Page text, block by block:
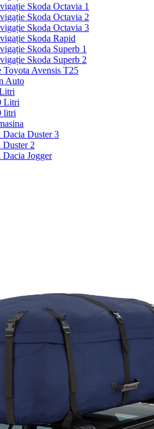
Skoda Octavia 1
Skoda Octavia 2
Skoda Octavia 3
Skoda Rapid
Skoda Superb 1
Skoda Superb 2
Toyota Avensis T25
Auto
Litri
litri
Dacia Duster 3
Duster 2
Jogger